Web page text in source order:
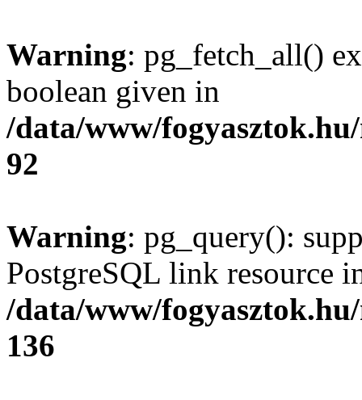
Warning: pg_fetch_all()
boolean given in
/data/www/
92
Warning: pg_query():
PostgreSQL link resource
/data/www/
136